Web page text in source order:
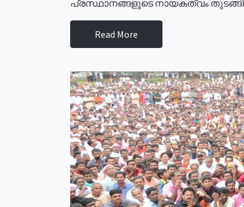
പ്രസ്ഥാനങ്ങളുടെ നായകത്വം തുടങ്ങി
Read More